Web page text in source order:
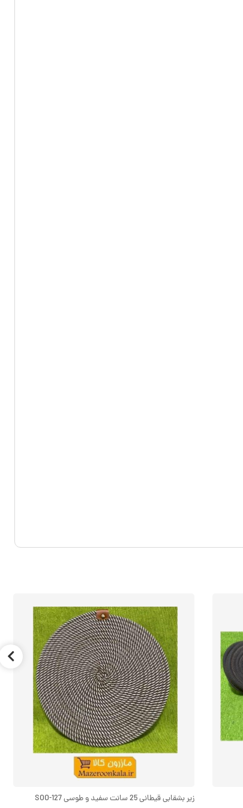
زیر بشقابی قیطانی 25 سانت سفید و طوسی SOO-127